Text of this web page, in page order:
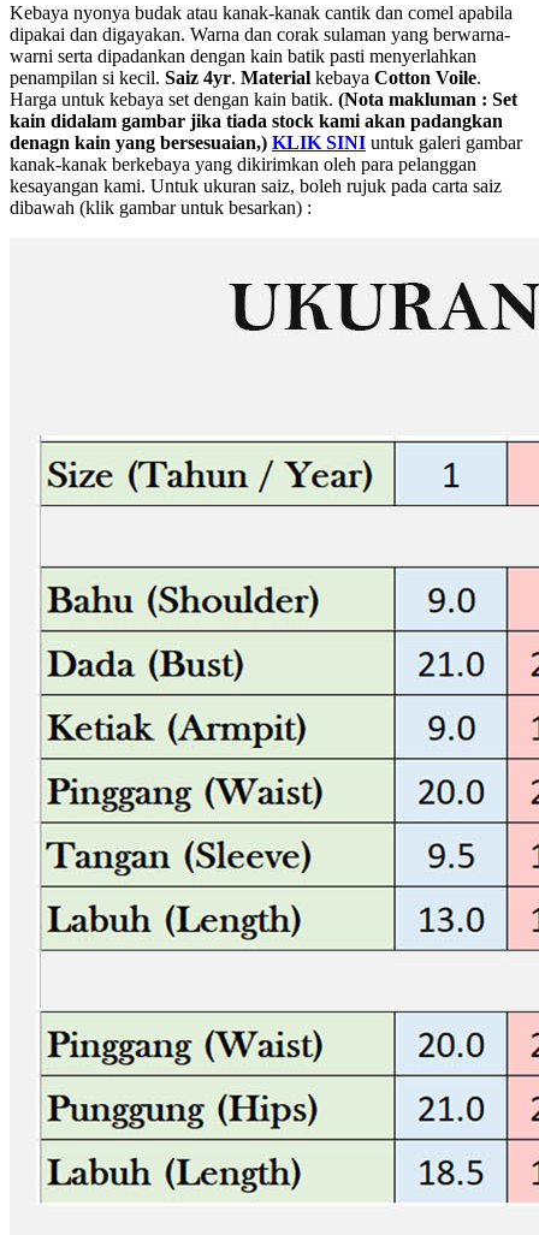
Kebaya nyonya budak atau kanak-kanak cantik dan comel apabila
dipakai dan digayakan. Warna dan corak sulaman yang berwarna-
warni serta dipadankan dengan kain batik pasti menyerlahkan
penampilan si kecil. Saiz 4yr. Material kebaya Cotton Voile.
Harga untuk kebaya set dengan kain batik. (Nota makluman : Set
kain didalam gambar jika tiada stock kami akan padangkan
denagn kain yang bersesuaian,) KLIK SINI untuk galeri gambar
kanak-kanak berkebaya yang dikirimkan oleh para pelanggan
kesayangan kami. Untuk ukuran saiz, boleh rujuk pada carta saiz
dibawah (klik gambar untuk besarkan) :